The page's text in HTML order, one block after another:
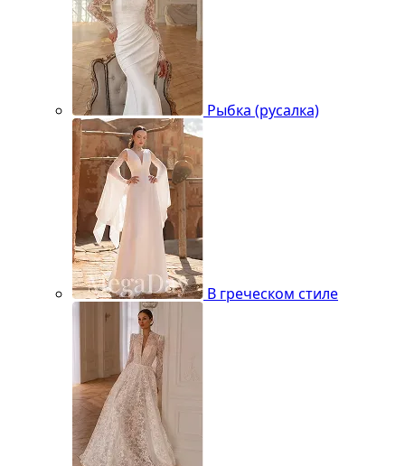
Рыбка (русалка)
В греческом стиле